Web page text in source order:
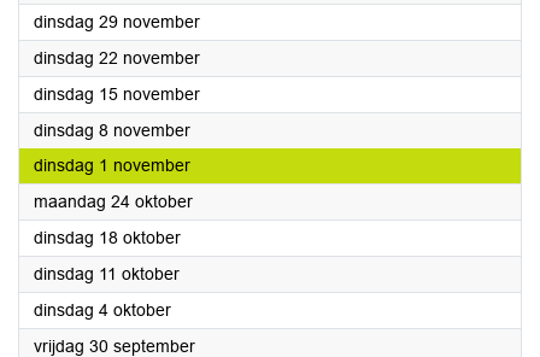
dinsdag 29 november2022
dinsdag 22 november2022
dinsdag 15 november2022
dinsdag 8 november2022
dinsdag 1 november2022
maandag 24 oktober2022
dinsdag 18 oktober2022
dinsdag 11 oktober2022
dinsdag 4 oktober2022
vrijdag 30 september2022